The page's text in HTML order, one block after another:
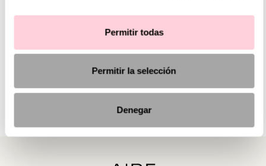
Permitir todas
Permitir la selección
Denegar